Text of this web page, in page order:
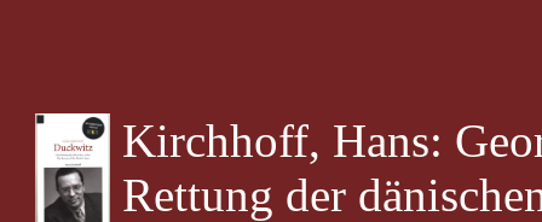
Kirchhoff, Hans:
Rettung der